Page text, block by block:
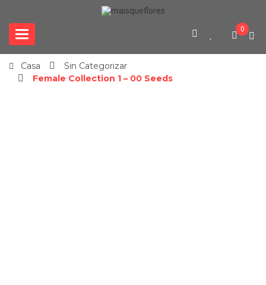
Categories 0
Casa
Sin Categorizar
Female Collection 1 – 00 Seeds